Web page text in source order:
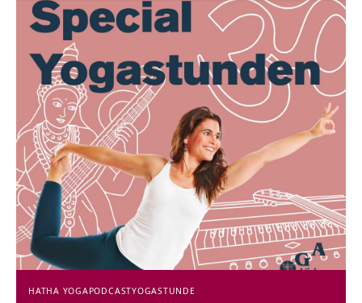
HATHA YOGAPODCASTYOGASTUNDE